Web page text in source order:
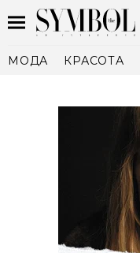
МОДА КРАСОТА